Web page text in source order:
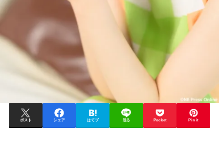
ポスト シェア はてブ 送る Pocket Pin it